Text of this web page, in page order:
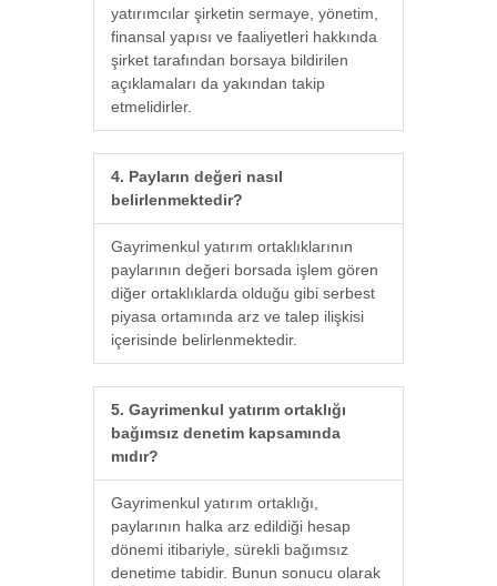
yatırımcılar şirketin sermaye, yönetim,
finansal yapısı ve faaliyetleri hakkında
şirket tarafından borsaya bildirilen
açıklamaları da yakından takip
etmelidirler.
4. Payların değeri nasıl
belirlenmektedir?
Gayrimenkul yatırım ortaklıklarının
paylarının değeri borsada işlem gören
diğer ortaklıklarda olduğu gibi serbest
piyasa ortamında arz ve talep ilişkisi
içerisinde belirlenmektedir.
5. Gayrimenkul yatırım ortaklığı
bağımsız denetim kapsamında
mıdır?
Gayrimenkul yatırım ortaklığı,
paylarının halka arz edildiği hesap
dönemi itibariyle, sürekli bağımsız
denetime tabidir. Bunun sonucu olarak